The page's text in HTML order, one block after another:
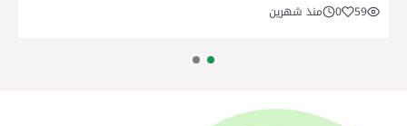
59
0 منذ شهرين